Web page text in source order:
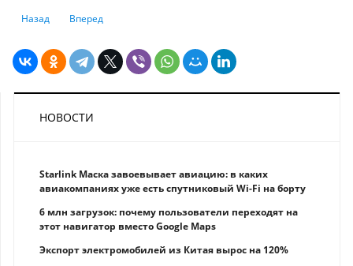
Предыдущий: Продажа квартиры в ипотеку: плюсы и минусы
Назад Следующий: Почему люди отдают мошенникам деньги и
Вперед
НОВОСТИ
Starlink Маска завоевывает авиацию: в каких
авиакомпаниях уже есть спутниковый Wi-Fi на борту
6 млн загрузок: почему пользователи переходят на
этот навигатор вместо Google Maps
Экспорт электромобилей из Китая вырос на 120%